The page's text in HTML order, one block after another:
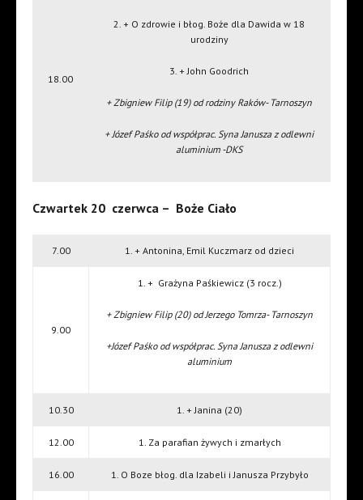
18.00
2. + O zdrowie i błog. Boże dla Dawida w 18
urodziny
3. + John Goodrich
+ Zbigniew Filip (19) od rodziny Raków- Tarnoszyn
+ Józef Paśko od współprac. Syna Janusza z odlewni
aluminium -DKS
Czwartek 20 czerwca – Boże Ciało
7.00 1. + Antonina, Emil Kuczmarz od dzieci
9.00
1. + Grażyna Paśkiewicz (3 rocz.)
+ Zbigniew Filip (20) od Jerzego Tomrza- Tarnoszyn
+Józef Paśko od współprac. Syna Janusza z odlewni
aluminium
10.30 1. + Janina (20)
12.00 1. Za parafian żywych i zmarłych
16.00 1. O Boze błog. dla Izabeli i Janusza Przybyło